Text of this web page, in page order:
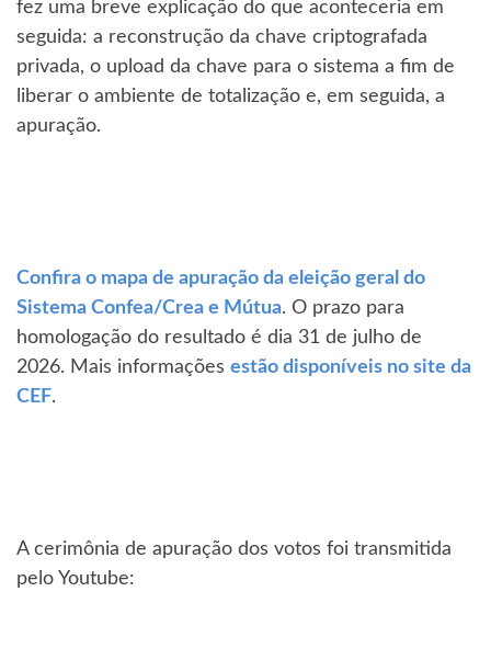
fez uma breve explicação do que aconteceria em
seguida: a reconstrução da chave criptografada
privada, o upload da chave para o sistema a fim de
liberar o ambiente de totalização e, em seguida, a
apuração.
Confira o mapa de apuração da eleição geral do
Sistema Confea/Crea e Mútua. O prazo para
homologação do resultado é dia 31 de julho de
2026. Mais informações estão disponíveis no site da
CEF.
A cerimônia de apuração dos votos foi transmitida
pelo Youtube: